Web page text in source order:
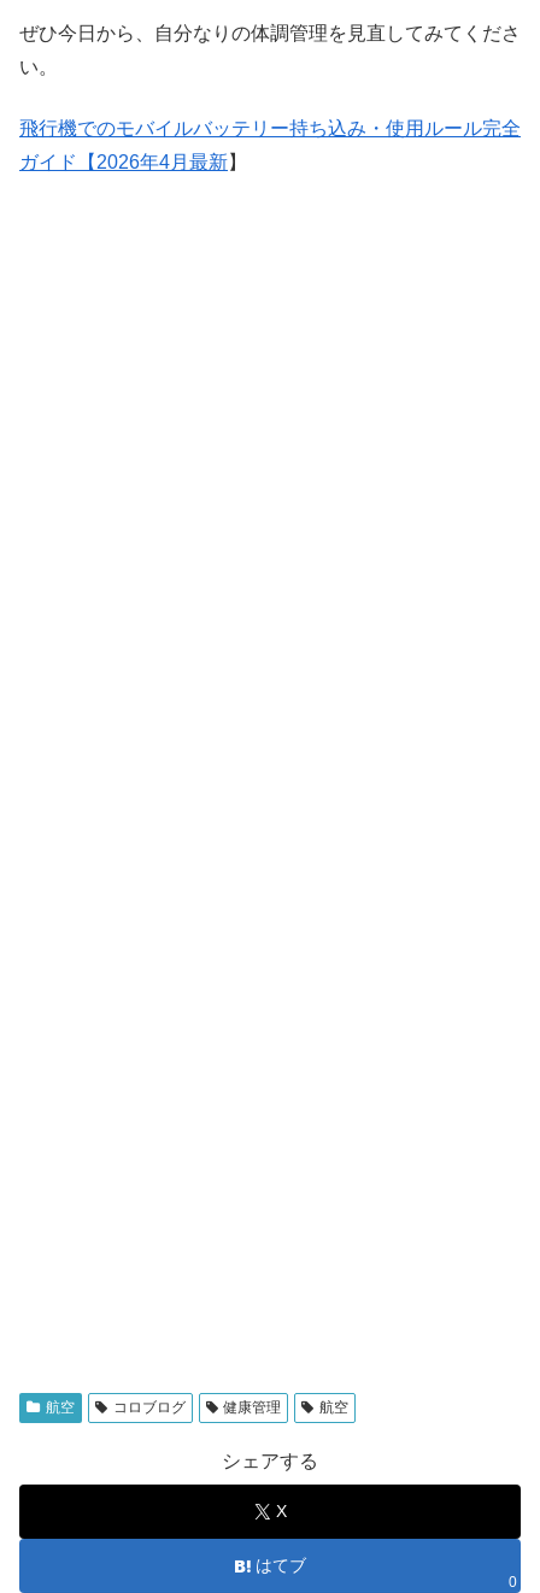
ぜひ今日から、自分なりの体調管理を見直してみてくださ
い。
飛行機でのモバイルバッテリー持ち込み・使用ルール完全
ガイド【2026年4月最新】
航空 コロブログ 健康管理 航空
シェアする
X
はてブ
0